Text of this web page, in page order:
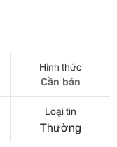
Hình thức
Cần bán
Loại tin
Thường